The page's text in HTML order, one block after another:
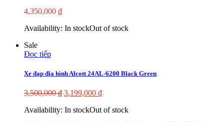
4,350,000 ₫
Availability: In stockOut of stock
Sale
Đọc tiếp
Xe đạp địa hình Alcott 24AL-6200 Black Green
3,500,000₫ 3,199,000 ₫
Availability: In stockOut of stock